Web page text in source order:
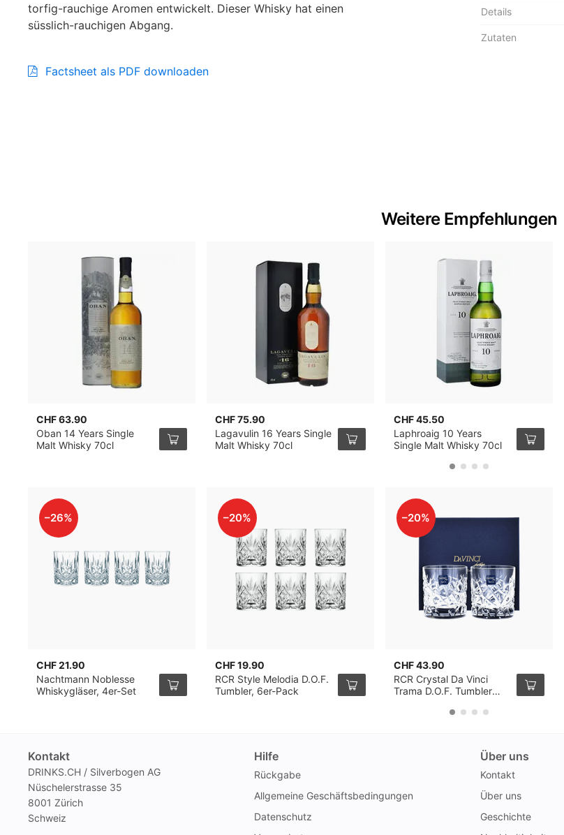
torfig-rauchige Aromen entwickelt. Dieser Whisky hat einen
süsslich-rauchigen Abgang.
Factsheet als PDF downloaden
Details
Zutaten
Weitere Empfehlungen
CHF 63.90
Oban 14 Years Single
Malt Whisky 70cl
CHF 75.90
Lagavulin 16 Years Single
Malt Whisky 70cl
CHF 45.50
Laphroaig 10 Years
Single Malt Whisky 70cl
–26%
CHF 21.90
Nachtmann Noblesse
Whiskygläser, 4er-Set
–20%
CHF 19.90
RCR Style Melodia D.O.F.
Tumbler, 6er-Pack
–20%
CHF 43.90
RCR Crystal Da Vinci
Trama D.O.F. Tumbler
Kontakt
DRINKS.CH / Silverbogen AG
Nüschelerstrasse 35
8001 Zürich
Schweiz
Hilfe
Rückgabe
Allgemeine Geschäftsbedingungen
Datenschutz
Über uns
Kontakt
Über uns
Geschichte